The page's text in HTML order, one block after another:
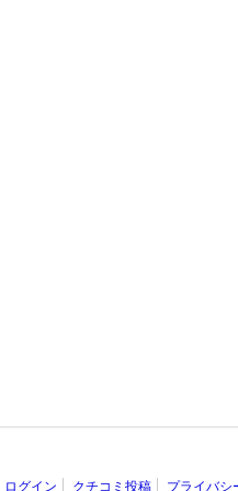
ログイン クチコミ投稿 プライバシ